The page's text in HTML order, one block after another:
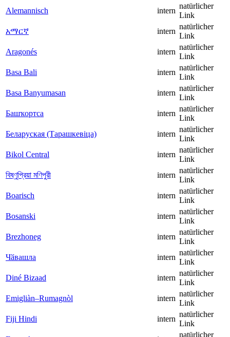
Alemannisch
intern
natürlicher
Link
አማርኛ
intern
natürlicher
Link
Aragonés
intern
natürlicher
Link
Basa Bali
intern
natürlicher
Link
Basa Banyumasan
intern
natürlicher
Link
Башҡортса
intern
natürlicher
Link
Беларуская (Тарашкевіца)
intern
natürlicher
Link
Bikol Central
intern
natürlicher
Link
বিষ্ণুপ্রিয়া মণিপুরী
intern
natürlicher
Link
Boarisch
intern
natürlicher
Link
Bosanski
intern
natürlicher
Link
Brezhoneg
intern
natürlicher
Link
Чӑвашла
intern
natürlicher
Link
Diné Bizaad
intern
natürlicher
Link
Emigliàn–Rumagnòl
intern
natürlicher
Link
Fiji Hindi
intern
natürlicher
Link
natürlicher